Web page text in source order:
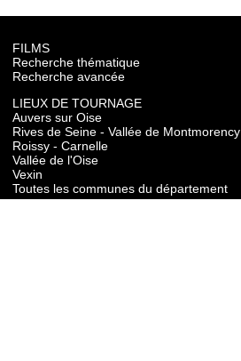
FILMS
Recherche thématique
Recherche avancée
LIEUX DE TOURNAGE
Auvers sur Oise
Rives de Seine - Vallée de Montmorency
Roissy - Carnelle
Vallée de l'Oise
Vexin
Toutes les communes du département